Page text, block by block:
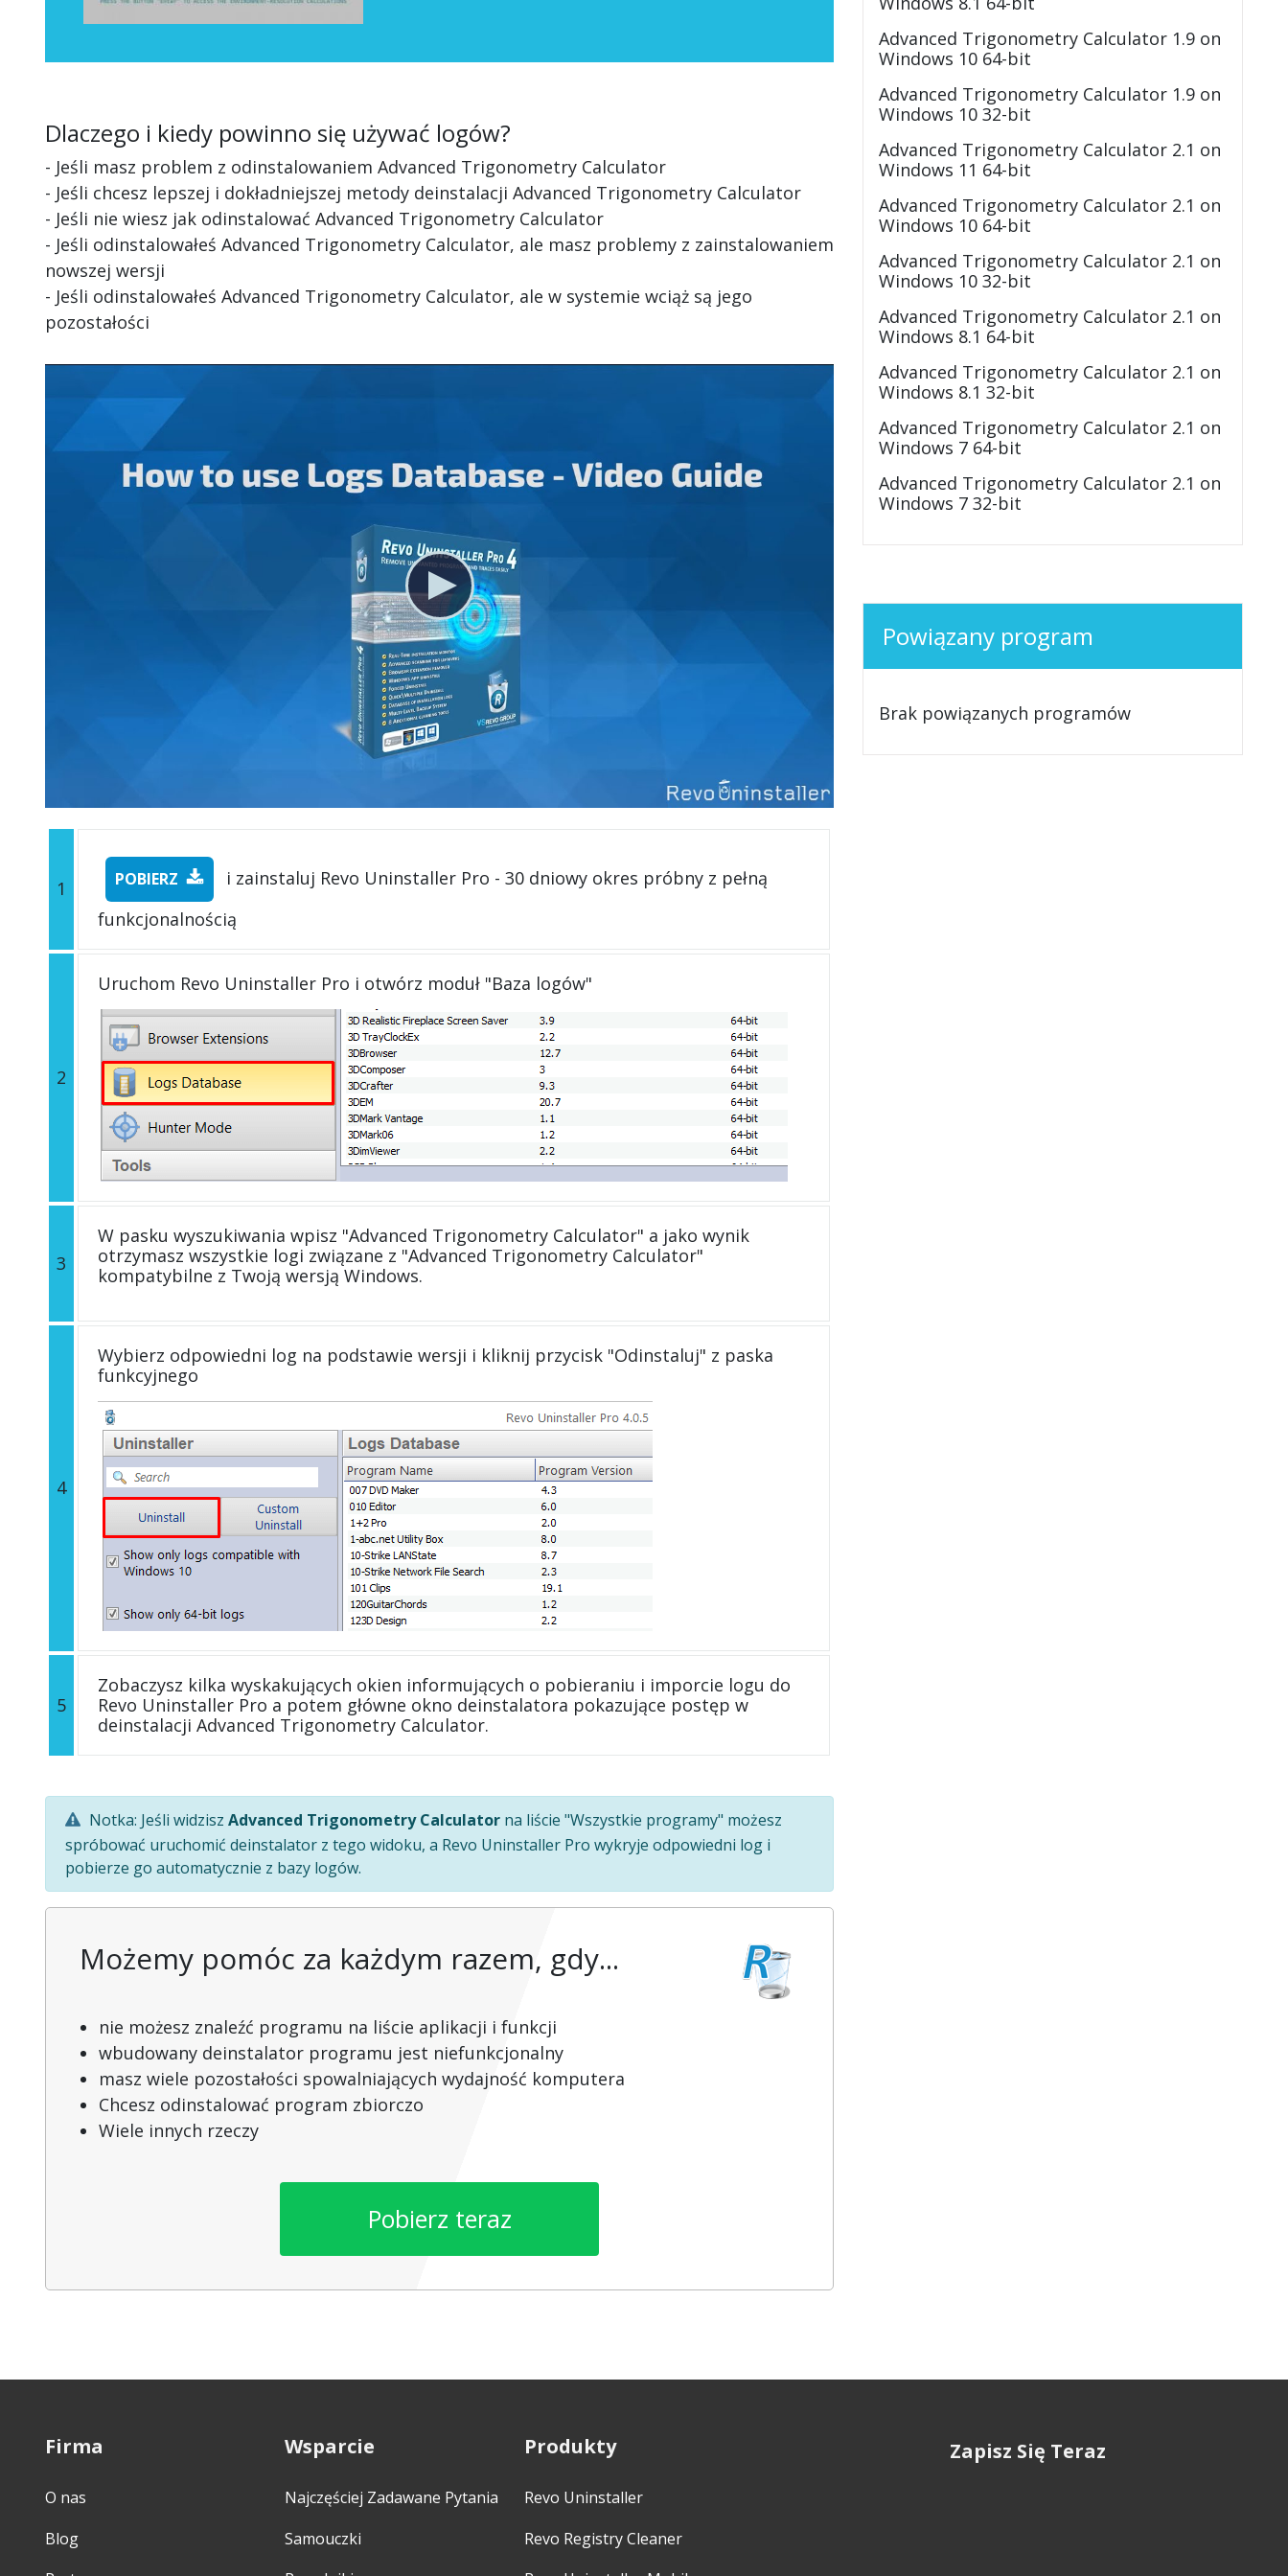
Dlaczego i kiedy powinno się używać logów?
- Jeśli masz problem z odinstalowaniem Advanced Trigonometry Calculator
- Jeśli chcesz lepszej i dokładniejszej metody deinstalacji Advanced Trigonometry Calculator
- Jeśli nie wiesz jak odinstalować Advanced Trigonometry Calculator
- Jeśli odinstalowałeś Advanced Trigonometry Calculator, ale masz problemy z zainstalowaniem
nowszej wersji
- Jeśli odinstalowałeś Advanced Trigonometry Calculator, ale w systemie wciąż są jego
pozostałości
1 POBIERZ
i zainstaluj Revo Uninstaller Pro - 30 dniowy okres próbny z pełną
funkcjonalnością
2
Uruchom Revo Uninstaller Pro i otwórz moduł "Baza logów"
3
W pasku wyszukiwania wpisz "Advanced Trigonometry Calculator" a jako wynik
otrzymasz wszystkie logi związane z "Advanced Trigonometry Calculator"
kompatybilne z Twoją wersją Windows.
4
Wybierz odpowiedni log na podstawie wersji i kliknij przycisk "Odinstaluj" z paska
funkcyjnego
5
Zobaczysz kilka wyskakujących okien informujących o pobieraniu i imporcie logu do
Revo Uninstaller Pro a potem główne okno deinstalatora pokazujące postęp w
deinstalacji Advanced Trigonometry Calculator.
Notka: Jeśli widzisz Advanced Trigonometry Calculator na liście "Wszystkie programy" możesz
spróbować uruchomić deinstalator z tego widoku, a Revo Uninstaller Pro wykryje odpowiedni log i
pobierze go automatycznie z bazy logów.
Możemy pomóc za każdym razem, gdy...
nie możesz znaleźć programu na liście aplikacji i funkcji
wbudowany deinstalator programu jest niefunkcjonalny
masz wiele pozostałości spowalniających wydajność komputera
Chcesz odinstalować program zbiorczo
Wiele innych rzeczy
Pobierz teraz
Advanced Trigonometry Calculator 1.9 on
Windows 10 64-bit
Advanced Trigonometry Calculator 1.9 on
Windows 10 32-bit
Advanced Trigonometry Calculator 2.1 on
Windows 11 64-bit
Advanced Trigonometry Calculator 2.1 on
Windows 10 64-bit
Advanced Trigonometry Calculator 2.1 on
Windows 10 32-bit
Advanced Trigonometry Calculator 2.1 on
Windows 8.1 64-bit
Advanced Trigonometry Calculator 2.1 on
Windows 8.1 32-bit
Advanced Trigonometry Calculator 2.1 on
Windows 7 64-bit
Advanced Trigonometry Calculator 2.1 on
Windows 7 32-bit
Powiązany program
Brak powiązanych programów
Firma
O nas
Blog
Wsparcie
Najczęściej Zadawane Pytania
Samouczki
Produkty
Revo Uninstaller
Revo Registry Cleaner
Zapisz Się Teraz